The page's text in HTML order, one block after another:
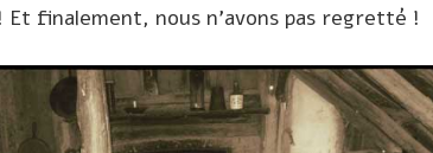
finalement, nous n’avons pas regretté !